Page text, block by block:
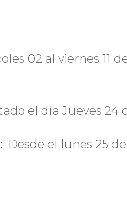
02 al viernes 11
el día Jueves 24
el lunes 25